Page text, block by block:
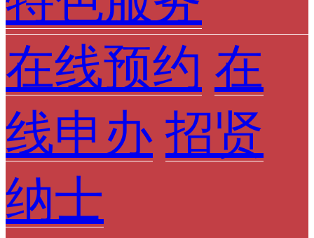
在线预约 在
线申办 招贤
纳士